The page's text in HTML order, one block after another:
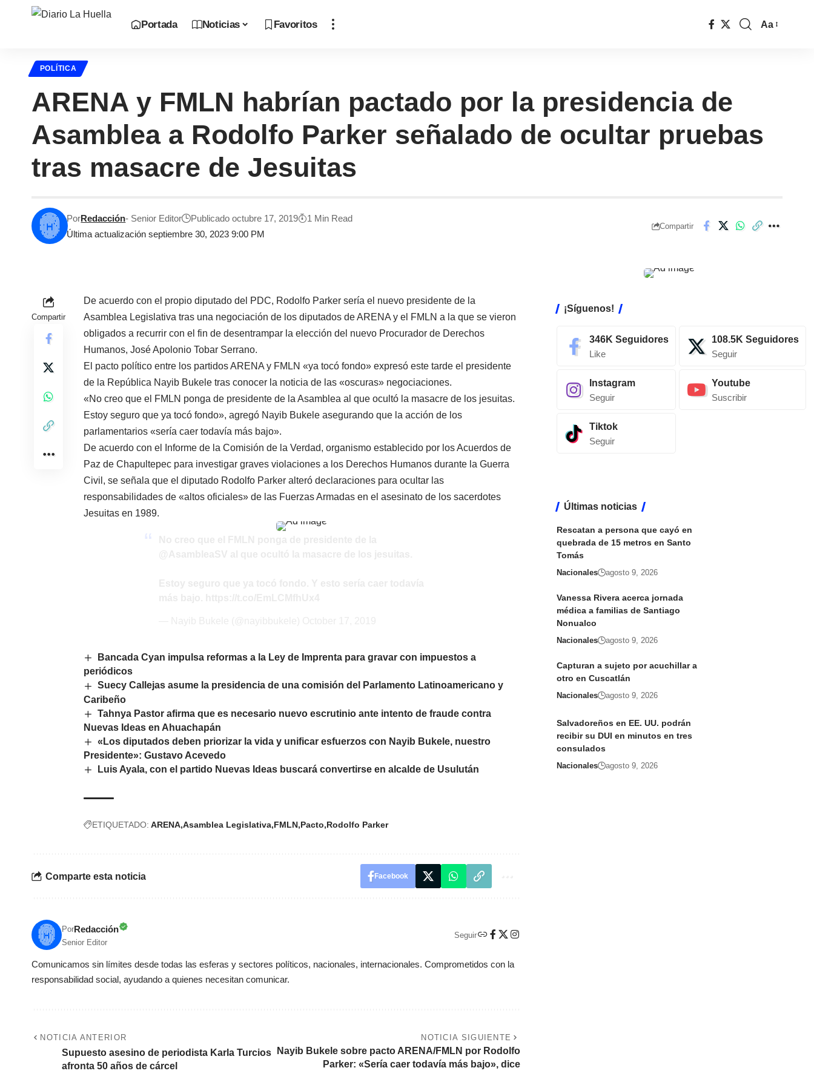
Portada Noticias Favoritos Aa
POLÍTICA
ARENA y FMLN habrían pactado por la presidencia de
Asamblea a Rodolfo Parker señalado de ocultar pruebas
tras masacre de Jesuitas
Última actualización septiembre 30, 2023 9:00 PM
PorRedacción- Senior Editor Publicado octubre 17, 2019 1 Min Read
Compartir
Compartir
De acuerdo con el propio diputado del PDC, Rodolfo Parker sería el nuevo presidente de la
Asamblea Legislativa tras una negociación de los diputados de ARENA y el FMLN a la que se vieron
obligados a recurrir con el fin de desentrampar la elección del nuevo Procurador de Derechos
Humanos, José Apolonio Tobar Serrano.
El pacto político entre los partidos ARENA y FMLN «ya tocó fondo» expresó este tarde el presidente
de la República Nayib Bukele tras conocer la noticia de las «oscuras» negociaciones.
«No creo que el FMLN ponga de presidente de la Asamblea al que ocultó la masacre de los jesuitas.
Estoy seguro que ya tocó fondo», agregó Nayib Bukele asegurando que la acción de los
parlamentarios «sería caer todavía más bajo».
De acuerdo con el Informe de la Comisión de la Verdad, organismo establecido por los Acuerdos de
Paz de Chapultepec para investigar graves violaciones a los Derechos Humanos durante la Guerra
Civil, se señala que el diputado Rodolfo Parker alteró declaraciones para ocultar las
responsabilidades de «altos oficiales» de las Fuerzas Armadas en el asesinato de los sacerdotes
Jesuitas en 1989.
Bancada Cyan impulsa reformas a la Ley de Imprenta para gravar con impuestos a
periódicos
Suecy Callejas asume la presidencia de una comisión del Parlamento Latinoamericano y
Caribeño
Tahnya Pastor afirma que es necesario nuevo escrutinio ante intento de fraude contra
Nuevas Ideas en Ahuachapán
«Los diputados deben priorizar la vida y unificar esfuerzos con Nayib Bukele, nuestro
Presidente»: Gustavo Acevedo
Luis Ayala, con el partido Nuevas Ideas buscará convertirse en alcalde de Usulután
ETIQUETADO: ARENA Asamblea Legislativa FMLN Pacto Rodolfo Parker
Comparte esta noticia Facebook
PorRedacción
Senior Editor
Seguir
Comunicamos sin límites desde todas las esferas y sectores políticos, nacionales, internacionales. Comprometidos con la
responsabilidad social, ayudando a quienes necesitan comunicar.
NOTICIA ANTERIOR
Supuesto asesino de periodista Karla Turcios
afronta 50 años de cárcel
NOTICIA SIGUIENTE
Nayib Bukele sobre pacto ARENA/FMLN por Rodolfo
Parker: «Sería caer todavía más bajo», dice
¡Síguenos!
346K Seguidores
Like
108.5K Seguidores
Seguir
Instagram
Seguir
Youtube
Suscribir
Tiktok
Seguir
Últimas noticias
Rescatan a persona que cayó en
quebrada de 15 metros en Santo
Tomás
Nacionales agosto 9, 2026
Vanessa Rivera acerca jornada
médica a familias de Santiago
Nonualco
Nacionales agosto 9, 2026
Capturan a sujeto por acuchillar a
otro en Cuscatlán
Nacionales agosto 9, 2026
Salvadoreños en EE. UU. podrán
recibir su DUI en minutos en tres
consulados
Nacionales agosto 9, 2026